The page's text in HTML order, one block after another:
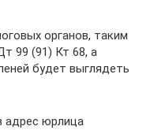
органов, таким
99 (91) Кт 68, а
будет выглядеть
адрес юрлица